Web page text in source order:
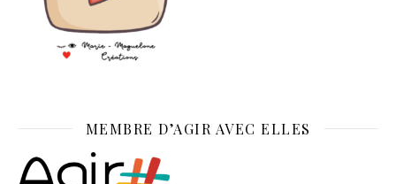
MEMBRE D’AGIR AVEC ELLES